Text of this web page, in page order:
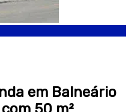
em Balneário